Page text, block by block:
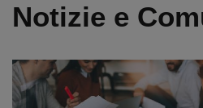
Notizie e